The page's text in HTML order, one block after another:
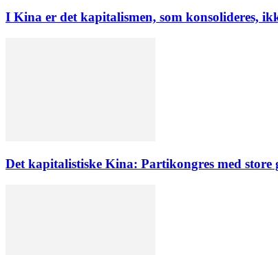
I Kina er det kapitalismen, som konsolideres,
Det kapitalistiske Kina: Partikongres med store